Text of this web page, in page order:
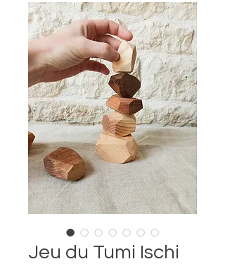
Jeu du Tumi Ischi